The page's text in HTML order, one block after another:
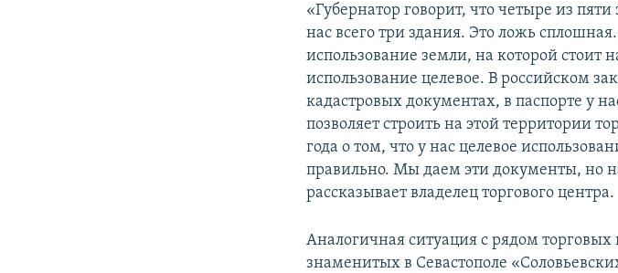
«Губернатор говорит, что четыре из
нас всего три здания. Это ложь
использование земли, на которой стоит
использование целевое. В российском
кадастровых документах, в паспорте у
позволяет строить на этой территории
года о том, что у нас целевое
правильно. Мы даем эти документы, но
рассказывает владелец торгового центра.
Аналогичная ситуация с рядом
знаменитых в Севастополе